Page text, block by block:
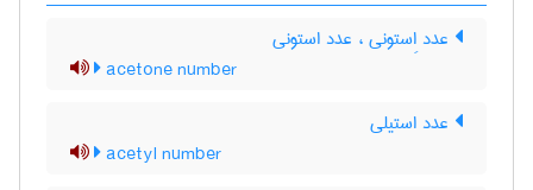
عدد اِستونی ، عدد استونی
acetone number
عدد استیلی
acetyl number